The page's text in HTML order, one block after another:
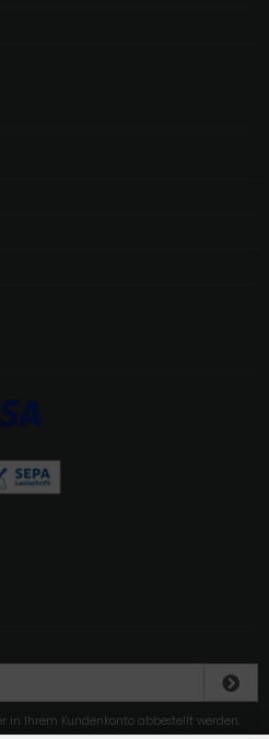
in Ihrem Kundenkonto abbestellt werden.